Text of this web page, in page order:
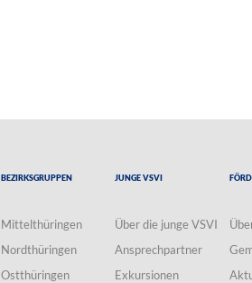
Bezirksgruppen
Mittelthüringen
Nordthüringen
Ostthüringen
Junge VSVI
Über die junge VSVI
Ansprechpartner
Exkursionen